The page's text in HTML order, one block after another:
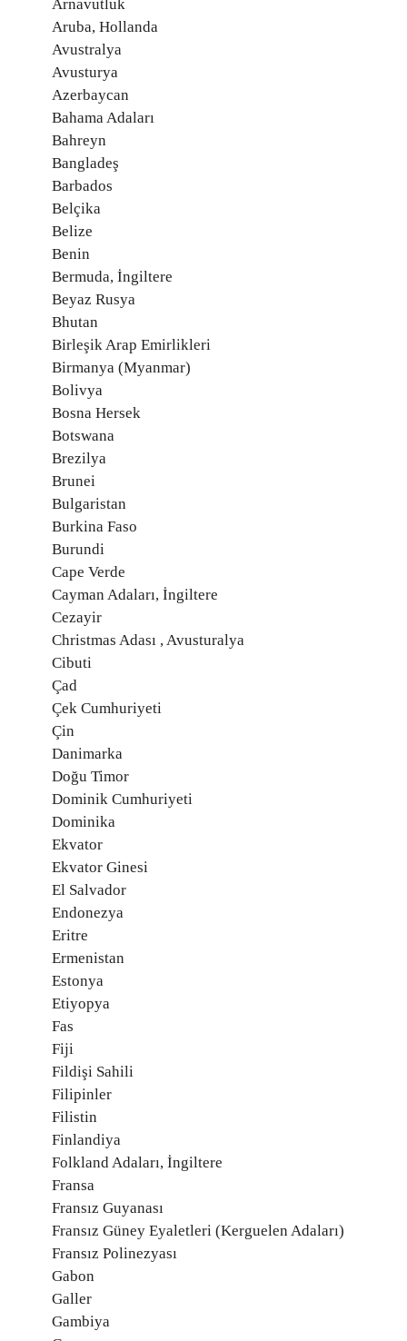
Arnavutluk
Aruba, Hollanda
Avustralya
Avusturya
Azerbaycan
Bahama Adaları
Bahreyn
Bangladeş
Barbados
Belçika
Belize
Benin
Bermuda, İngiltere
Beyaz Rusya
Bhutan
Birleşik Arap Emirlikleri
Birmanya (Myanmar)
Bolivya
Bosna Hersek
Botswana
Brezilya
Brunei
Bulgaristan
Burkina Faso
Burundi
Cape Verde
Cayman Adaları, İngiltere
Cezayir
Christmas Adası , Avusturalya
Cibuti
Çad
Çek Cumhuriyeti
Çin
Danimarka
Doğu Timor
Dominik Cumhuriyeti
Dominika
Ekvator
Ekvator Ginesi
El Salvador
Endonezya
Eritre
Ermenistan
Estonya
Etiyopya
Fas
Fiji
Fildişi Sahili
Filipinler
Filistin
Finlandiya
Folkland Adaları, İngiltere
Fransa
Fransız Guyanası
Fransız Güney Eyaletleri (Kerguelen Adaları)
Fransız Polinezyası
Gabon
Galler
Gambiya